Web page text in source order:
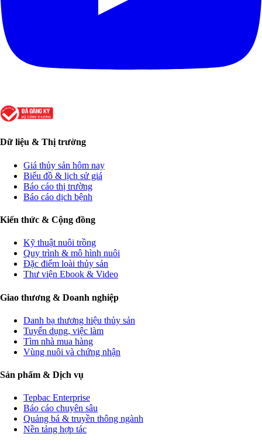
Dữ liệu & Thị trường
Giá thủy sản hôm nay
Biểu đồ & lịch sử giá
Báo cáo thị trường
Báo cáo dịch bệnh
Kiến thức & Cộng đồng
Kỹ thuật nuôi trồng
Quy trình & mô hình nuôi
Đặc điểm loài thủy sản
Thư viện Ebook & Video
Giao thương & Doanh nghiệp
Danh bạ thương hiệu thủy sản
Tuyển dụng, việc làm
Tìm nhà mua hàng
Vùng nuôi và chứng nhận
Sản phẩm & Dịch vụ
Tepbac Enterprise
Báo cáo chuyên sâu
Quảng bá & truyền thông ngành
Nền tảng hợp tác